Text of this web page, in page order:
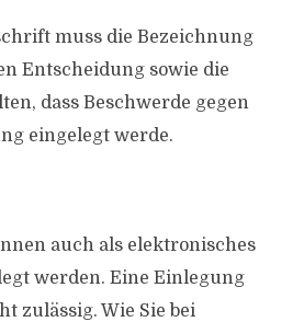
muss die Bezeichnung
Entscheidung sowie die
dass Beschwerde gegen
eingelegt werde.
auch als elektronisches
werden. Eine Einlegung
zulässig. Wie Sie bei